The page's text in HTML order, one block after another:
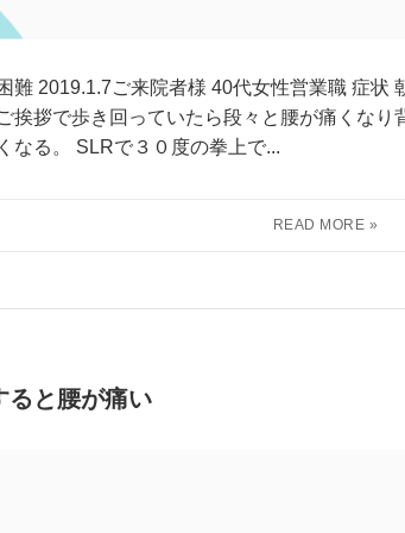
難 2019.1.7ご来院者様 40代女性営業職 症状
挨拶で歩き回っていたら段々と腰が痛くな
なる。 SLRで３０度の拳上で...
ると腰が痛い